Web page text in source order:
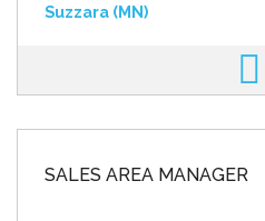
Suzzara (MN)
SALES AREA MANAGER